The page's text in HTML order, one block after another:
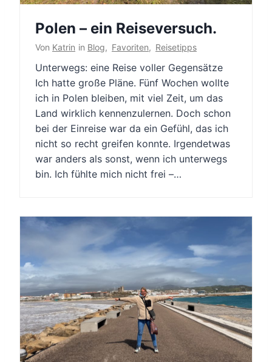
Polen – ein Reiseversuch.
Von Katrin in Blog, Favoriten, Reisetipps
Unterwegs: eine Reise voller Gegensätze
Ich hatte große Pläne. Fünf Wochen wollte
ich in Polen bleiben, mit viel Zeit, um das
Land wirklich kennenzulernen. Doch schon
bei der Einreise war da ein Gefühl, das ich
nicht so recht greifen konnte. Irgendetwas
war anders als sonst, wenn ich unterwegs
bin. Ich fühlte mich nicht frei –…